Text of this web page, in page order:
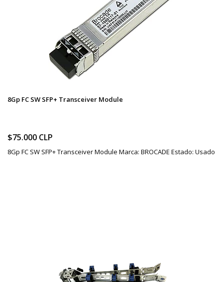
8Gp FC SW SFP+ Transceiver Module
$75.000 CLP
8Gp FC SW SFP+ Transceiver Module Marca: BROCADE Estado: Usado